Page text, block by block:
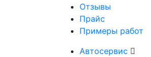
Отзывы
Прайс
Примеры работ
Автосервис